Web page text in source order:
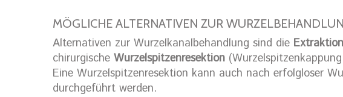
MÖGLICHE ALTERNATIVEN ZUR
Alternativen zur Wurzelkanalbehandlung sind die Extraktion
chirurgische Wurzelspitzenresektion
Eine Wurzelspitzenresektion kann auch nach erfolgloser
durchgeführt werden.